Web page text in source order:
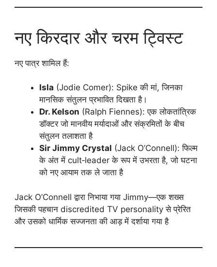
नए किरदार और चरम ट्विस्ट
नए पात्र शामिल हैं:
Isla (Jodie Comer): Spike की मां, जिनका
मानसिक संतुलन प्रभावित दिखता है।
Dr. Kelson (Ralph Fiennes): एक लोकतांत्रिक
डॉक्टर जो मानवीय मर्यादाओं और संक्रमितों के बीच
संतुलन तलाशता है
Sir Jimmy Crystal (Jack O’Connell): फिल्म
के अंत में cult‑leader के रूप में उभरता है, जो घटना
को नए आयाम तक ले जाता है
Jack O’Connell द्वारा निभाया गया Jimmy—एक शख्स
जिसकी पहचान discredited TV personality से प्रेरित
और उसको धार्मिक सज्जनता की आड़ में दर्शाया गया है